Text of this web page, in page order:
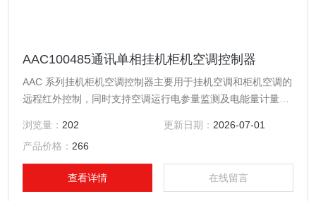
AAC100485通讯单相挂机柜机空调控制器
AAC 系列挂机柜机空调控制器主要用于挂机空调和柜机空调的
远程红外控制，同时支持空调运行电参量监测及电能量计量功
能。485通讯单相挂机柜机空调控制器
浏览量： 202 更新日期： 2026-07-01
产品价格： 266
查看详情 在线留言